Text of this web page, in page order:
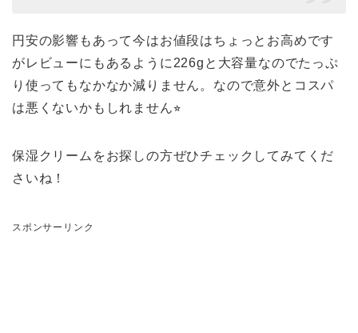
円安の影響もあって今はお値段はちょっとお高めです
がレビューにもあるように226gと大容量なのでたっぷ
り使ってもなかなか減りません。なので意外とコスパ
は悪くないかもしれません⭐︎
保湿クリームをお探しの方ぜひチェックしてみてくだ
さいね！
スポンサーリンク